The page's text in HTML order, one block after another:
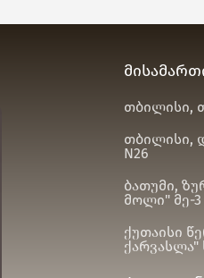
თბილისი,
თბილისი,
N26
ბათუმი,
მოლი" მე-
ქუთაისი
ქარვასლა"